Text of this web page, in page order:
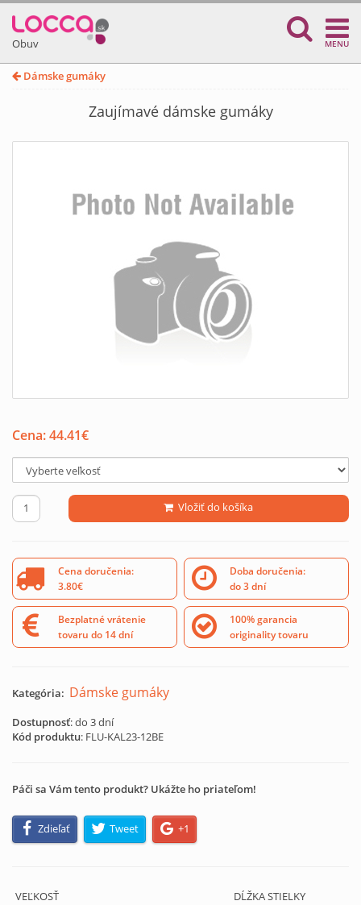
Obuv MENU
Dámske gumáky
Zaujímavé dámske gumáky
Cena:44.41€
Vložiť do košíka
Cena doručenia:
3.80€
Doba doručenia:
do 3 dní
Bezplatné vrátenie
tovaru do 14 dní
100% garancia
originality tovaru
Kategória: Dámske gumáky
Dostupnosť: do 3 dní
Kód produktu: FLU-KAL23-12BE
Páči sa Vám tento produkt? Ukážte ho priateľom!
Zdieľať Tweet +1
VEĽKOSŤ
DĹŽKA STIELKY